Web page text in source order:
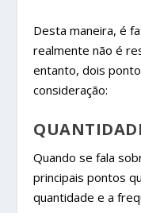
Desta maneira, é
realmente não é
entanto, dois
consideração:
Quando se fala
principais pontos
quantidade e a